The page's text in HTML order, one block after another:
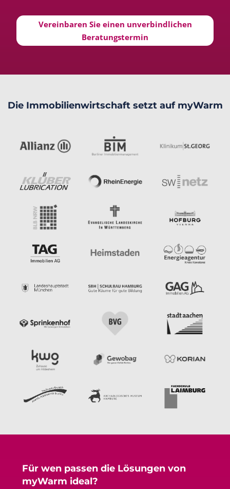
Vereinbaren Sie einen unverbindlichen
Beratungstermin
Die Immobilienwirtschaft setzt auf myWarm
Für wen passen die Lösungen von
myWarm ideal?